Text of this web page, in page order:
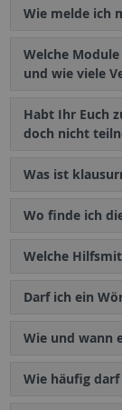
Wie melde ich
Welche
und wie viele
Habt Ihr Euch
doch nicht
Was ist
Wo finde ich
Welche
Darf ich ein
Wie und wann
Wie häufig darf